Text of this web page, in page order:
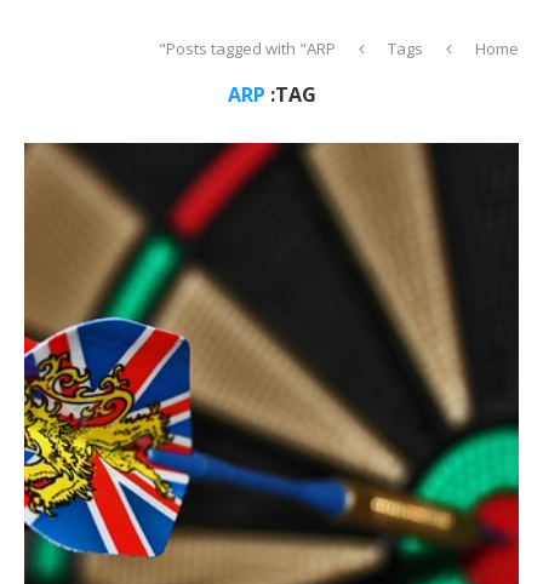
Home
Tags
Posts tagged with "ARP"
TAG:
ARP